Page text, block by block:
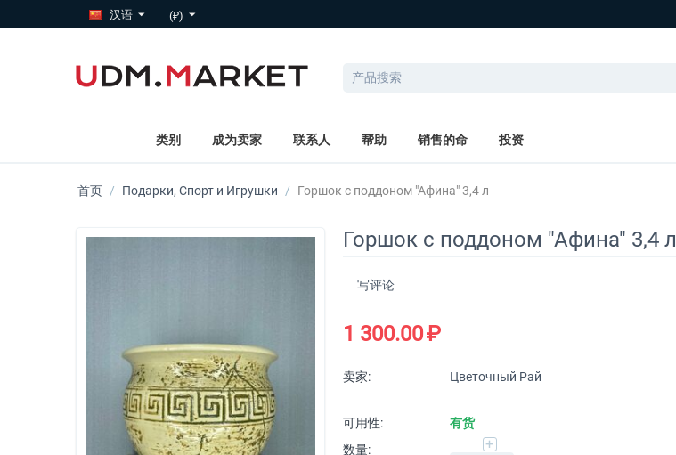
汉语 (₽)
类别 成为卖家 联系人 帮助 销售的命 投资
首页 / Подарки, Спорт и Игрушки / Горшок с поддоном "Афина" 3,4 л
Горшок с поддоном "Афина" 3,4 л
写评论
1 300.00₽
卖家: Цветочный Рай
可用性:
有货
数量:
+